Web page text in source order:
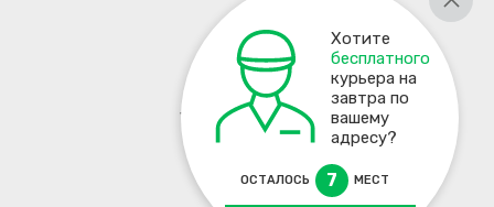
Хотите
бесплатного
курьера на
завтра по
вашему
адресу?
ОСТАЛОСЬ 7 МЕСТ
+7 495 137-93-17